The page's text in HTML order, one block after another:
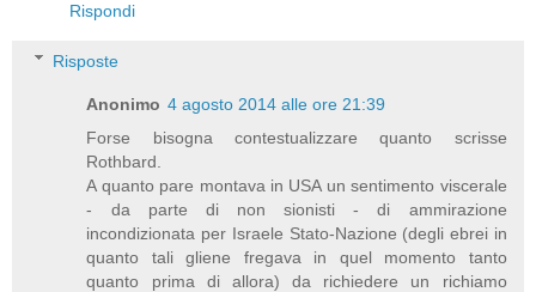
Rispondi
Risposte
Anonimo 4 agosto 2014 alle ore 21:39
Forse bisogna contestualizzare quanto scrisse
Rothbard.
A quanto pare montava in USA un sentimento viscerale
- da parte di non sionisti - di ammirazione
incondizionata per Israele Stato-Nazione (degli ebrei in
quanto tali gliene fregava in quel momento tanto
quanto prima di allora) da richiedere un richiamo